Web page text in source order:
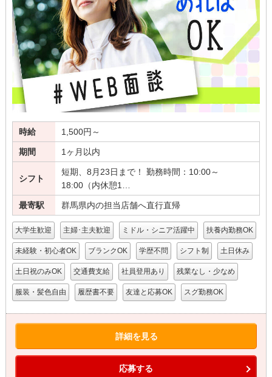
時給 1,500円～
期間 1ヶ月以内
シフト
短期、8月23日まで！ 勤務時間：10:00～
18:00（内休憩1…
最寄駅 群馬県内の担当店舗へ直行直帰
大学生歓迎 主婦･主夫歓迎 ミドル・シニア活躍中 扶養内勤務OK
未経験・初心者OK ブランクOK 学歴不問 シフト制 土日休み
土日祝のみOK 交通費支給 社員登用あり 残業なし・少なめ
服装・髪色自由 履歴書不要 友達と応募OK スグ勤務OK
詳細を見る
応募する